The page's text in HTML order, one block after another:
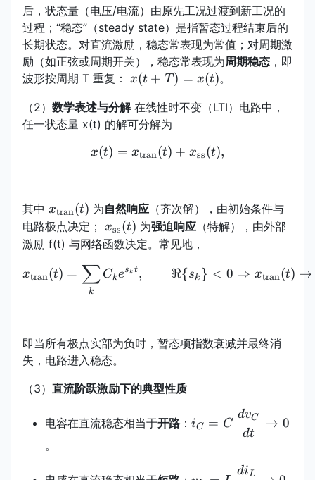
后，状态量（电压/电流）由原先工况过渡到新工况的
过程；“稳态”（steady state）是指暂态过程结束后的
长期状态。对直流激励，稳态常表现为常值；对周期激
励（如正弦或周期开关），稳态常表现为周期稳态 ，即
波形按周期 T 重复： x(t+T)=x(t)
x(t + T ) = x(t)。
（2） 数学表述与分解在线性时不变（LTI）电路中，
任一状态量 x(t) 的解可分解为
x(t) = xtran(t) + xss(t),
其中 x_{\text{tran}}
(t)
xtran(t) 为自然响应 （齐次解），由初始条件与
电路极点决定； x_{\text{ss}}
(t)
xss(t) 为强迫响应 （特解），由外部
激励 f(t) 与网络函数决定。常见地，
xtran(t) =
k
∑ Ckesk t, ℜ{sk } < 0 ⇒ xtran(t) →
即当所有极点实部为负时，暂态项指数衰减并最终消
失，电路进入稳态。
（3） 直流阶跃激励下的典型性质
电容在直流稳态相当于开路 ：
{dt}\to 0
iC = C
dt
dvC → 0
。
diL